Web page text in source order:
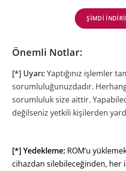
ŞIMDI
Önemli Notlar:
[*] Uyarı:Yaptığınız işlemler
sorumluluğunuzdadır.
sorumluluk size aittir.
değilseniz yetkili kişilerden
[*] Yedekleme: ROM’u
cihazdan silebileceğinden, her